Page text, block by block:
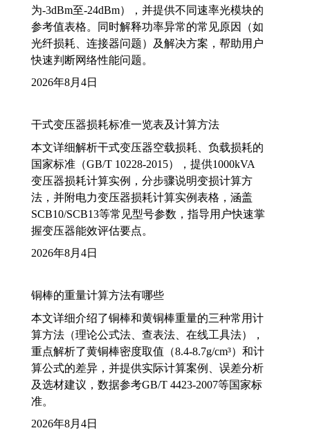
为-3dBm至-24dBm），并提供不同速率光模块的
参考值表格。同时解释功率异常的常见原因（如
光纤损耗、连接器问题）及解决方案，帮助用户
快速判断网络性能问题。
2026年8月4日
干式变压器损耗标准一览表及计算方法
本文详细解析干式变压器空载损耗、负载损耗的
国家标准（GB/T 10228-2015），提供1000kVA
变压器损耗计算实例，分步骤说明变损计算方
法，并附电力变压器损耗计算实例表格，涵盖
SCB10/SCB13等常见型号参数，指导用户快速掌
握变压器能效评估要点。
2026年8月4日
铜棒的重量计算方法有哪些
本文详细介绍了铜棒和黄铜棒重量的三种常用计
算方法（理论公式法、查表法、在线工具法），
重点解析了黄铜棒密度取值（8.4-8.7g/cm³）和计
算公式的差异，并提供实际计算案例、误差分析
及选材建议，数据参考GB/T 4423-2007等国家标
准。
2026年8月4日